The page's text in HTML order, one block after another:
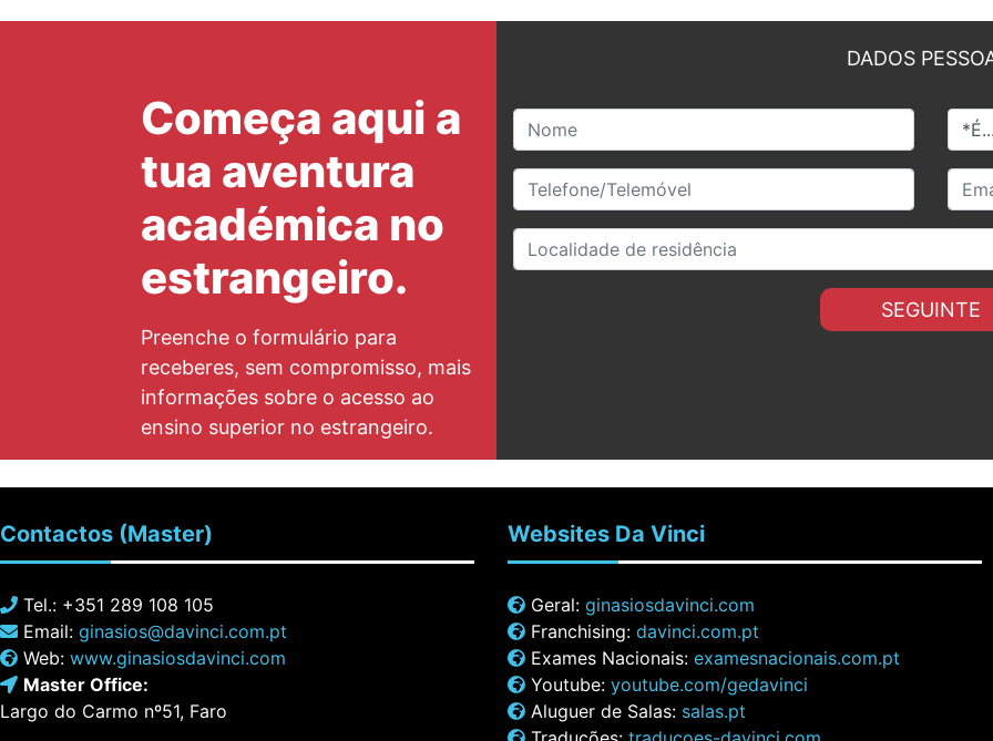
Começa aqui a
tua aventura
académica no
estrangeiro.
Preenche o formulário para
receberes, sem compromisso, mais
informações sobre o acesso ao
ensino superior no estrangeiro.
DADOS
SEGUINTE
Contactos (Master)
Tel.: +351 289 108 105
Email: ginasios@davinci.com.pt
Web: www.ginasiosdavinci.com
Master Office:
Largo do Carmo nº51, Faro
Websites Da Vinci
Geral: ginasiosdavinci.com
Franchising: davinci.com.pt
Exames Nacionais: examesnacionais.com.pt
Youtube: youtube.com/gedavinci
Aluguer de Salas: salas.pt